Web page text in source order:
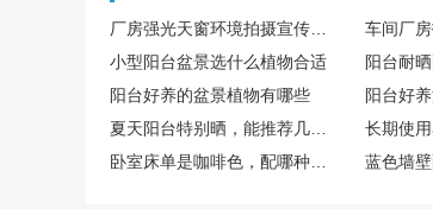
小型阳台盆景选什么植物合适
阳台耐
阳台好养的盆景植物有哪些
阳台好